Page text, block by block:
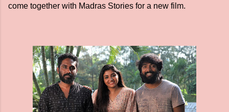
come together with Madras Stories for a new film.